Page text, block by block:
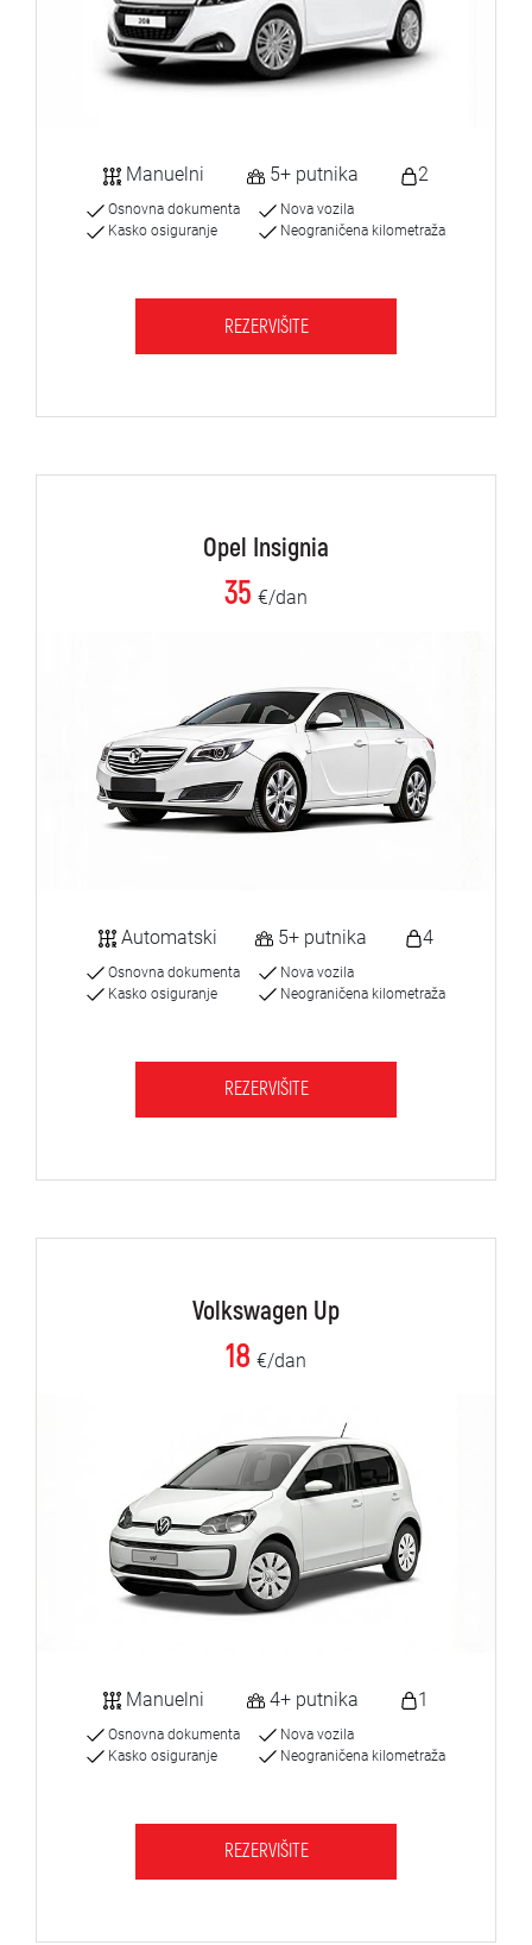
Manuelni 5+ putnika 2
Osnovna dokumenta
Kasko osiguranje
Nova vozila
Neograničena kilometraža
REZERVIŠITE
Opel Insignia
35 €/dan
Automatski 5+ putnika 4
Osnovna dokumenta
Kasko osiguranje
Nova vozila
Neograničena kilometraža
REZERVIŠITE
Volkswagen Up
18 €/dan
Manuelni 4+ putnika 1
Osnovna dokumenta
Kasko osiguranje
Nova vozila
Neograničena kilometraža
REZERVIŠITE